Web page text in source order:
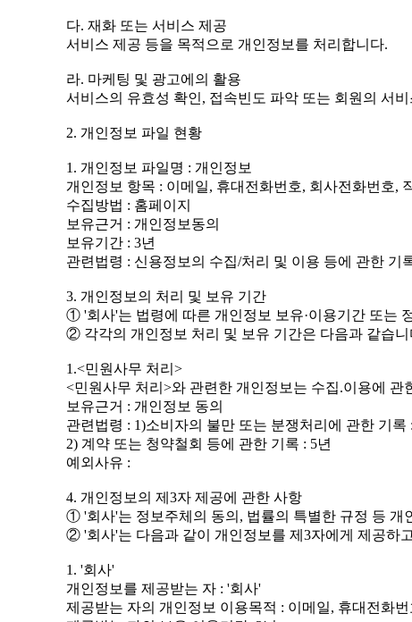
다. 재화 또는 서비스 제공
서비스 제공 등을 목적으로 개인정보를 처리합니다.
라. 마케팅 및 광고에의 활용
서비스의 유효성 확인, 접속빈도 파악 또는 회원의 서
2. 개인정보 파일 현황
1. 개인정보 파일명 : 개인정보
개인정보 항목 : 이메일, 휴대전화번호, 회사전화번호,
수집방법 : 홈페이지
보유근거 : 개인정보동의
보유기간 : 3년
관련법령 : 신용정보의 수집/처리 및 이용 등에 관한 기
3. 개인정보의 처리 및 보유 기간
① '회사'는 법령에 따른 개인정보 보유·이용기간 또는
② 각각의 개인정보 처리 및 보유 기간은 다음과 같습니
1.<민원사무 처리>
<민원사무 처리>와 관련한 개인정보는 수집.이용에
보유근거 : 개인정보 동의
관련법령 : 1)소비자의 불만 또는 분쟁처리에 관한 기록
2) 계약 또는 청약철회 등에 관한 기록 : 5년
예외사유 :
4. 개인정보의 제3자 제공에 관한 사항
① '회사'는 정보주체의 동의, 법률의 특별한 규정 등 개
② '회사'는 다음과 같이 개인정보를 제3자에게 제공하
1. '회사'
개인정보를 제공받는 자 : '회사'
제공받는 자의 개인정보 이용목적 : 이메일, 휴대전화